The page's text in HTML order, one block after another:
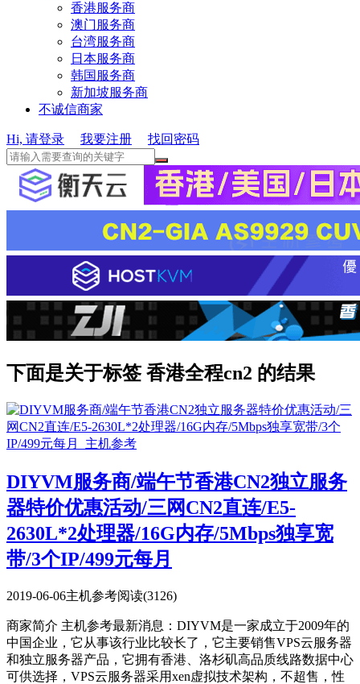
香港服务商
澳门服务商
台湾服务商
日本服务商
韩国服务商
新加坡服务商
不诚信商家
Hi, 请登录 我要注册 找回密码
下面是关于标签 香港全程cn2 的结果
DIYVM服务商/端午节香港CN2独立服务
器特价优惠活动/三网CN2直连/E5-
2630L*2处理器/16G内存/5Mbps独享宽
带/3个IP/499元每月
2019-06-06主机参考阅读(3126)
商家简介 主机参考最新消息：DIYVM是一家成立于2009年的
中国企业，它从事该行业比较长了，它主要销售VPS云服务器
和独立服务器产品，它拥有香港、洛杉矶高品质线路数据中心
可供选择，VPS云服务器采用xen虚拟技术架构，不超售，性